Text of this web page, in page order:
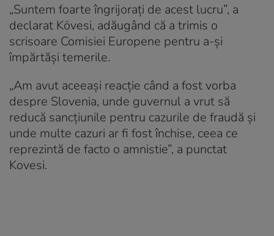
„Suntem foarte îngrijoraţi de acest lucru”, a
declarat Kövesi, adăugând că a trimis o
scrisoare Comisiei Europene pentru a-şi
împărtăşi temerile.
„Am avut aceeaşi reacţie când a fost vorba
despre Slovenia, unde guvernul a vrut să
reducă sancţiunile pentru cazurile de fraudă şi
unde multe cazuri ar fi fost închise, ceea ce
reprezintă de facto o amnistie”, a punctat
Kovesi.